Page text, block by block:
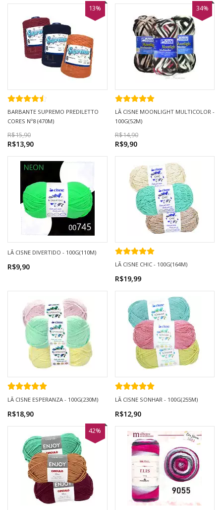
BARBANTE SUPREMO PREDILETTO
CORES Nº8 (470M)
R$15,90
R$13,90
13%
LÃ CISNE MOONLIGHT MULTICOLOR -
100G(52M)
R$14,90
R$9,90
34%
LÃ CISNE DIVERTIDO - 100G(110M)
R$9,90 LÃ CISNE CHIC - 100G(164M)
R$19,99
LÃ CISNE ESPERANZA - 100G(230M)
R$18,90
LÃ CISNE SONHAR - 100G(255M)
R$12,90
42%